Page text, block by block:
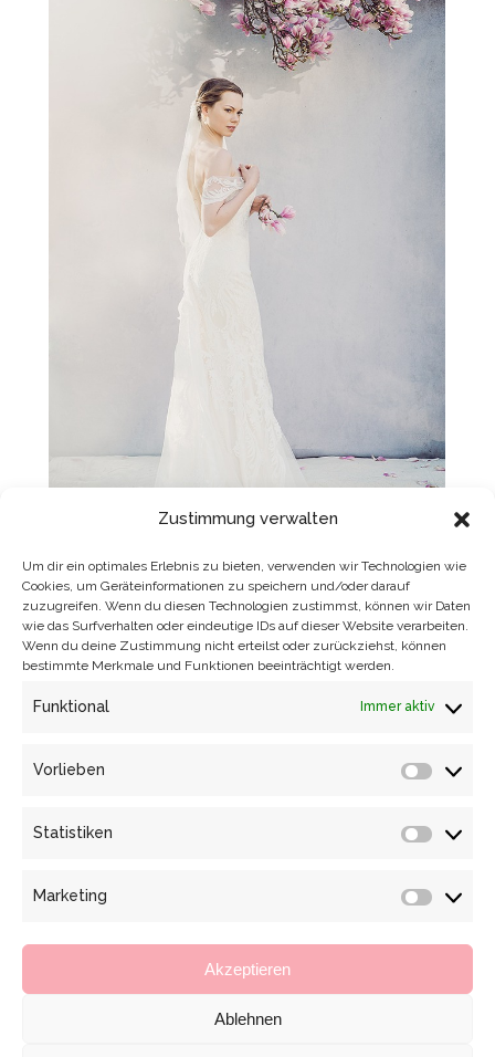
Zustimmung verwalten
Um dir ein optimales Erlebnis zu bieten, verwenden wir Technologien wie
Cookies, um Geräteinformationen zu speichern und/oder darauf
zuzugreifen. Wenn du diesen Technologien zustimmst, können wir Daten
wie das Surfverhalten oder eindeutige IDs auf dieser Website verarbeiten.
Wenn du deine Zustimmung nicht erteilst oder zurückziehst, können
bestimmte Merkmale und Funktionen beeinträchtigt werden.
Funktional Immer aktiv
Vorlieben
Statistiken
Marketing
Akzeptieren
Ablehnen
WHITE FEATHER LACE DREAM –
WEDDING DRESS & VAIL
WHITE FEATHER LACE DREAM – WEDDING
an florale Formen und geschwungene
Brautkleid im Meerjungfrauenstil. Eine
tiefen Rückenausschnitt. Dieser wird mit
fallen umschmeichelt, ebenso wie der
BRIDAL,Bridal Couture VonKatrin Eulenstein